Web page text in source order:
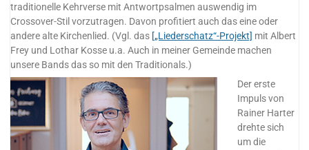
traditionelle Kehrverse mit Antwortpsalmen auswendig im
Crossover-Stil vorzutragen. Davon profitiert auch das eine oder
andere alte Kirchenlied. (Vgl. das [„Liederschatz“-Projekt] mit Albert
Frey und Lothar Kosse u.a. Auch in meiner Gemeinde machen
unsere Bands das so mit den Traditionals.)
Der erste
Impuls von
Rainer Harter
drehte sich
um die